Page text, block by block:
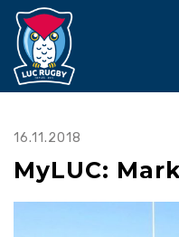
16.11.2018
MyLUC: Mark